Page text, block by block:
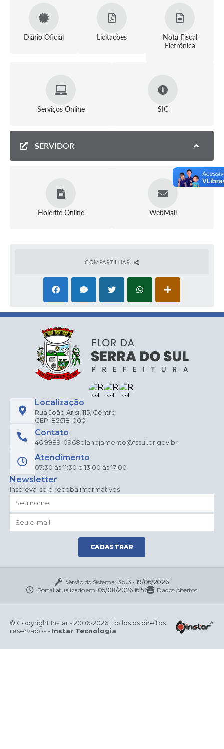
Diário Oficial Licitações
Nota Fiscal
Eletrônica
Serviços Online SIC
SERVIDOR
Holerite Online WebMail
COMPARTILHAR
Localização
Rua João Arisi, 115, Centro
CEP: 85618-000
Contato
46 9989-0968planejamento@fssul.pr.gov.br
Atendimento
07:30 às 11:30 e 13:00 às 17:00
Newsletter
Inscreva-se e receba informativos
CADASTRAR
Versão do Sistema: 3.5.3 - 19/06/2026
Portal atualizado em: 05/08/2026 16:56 Dados Abertos
© Copyright Instar - 2006-2026. Todos os direitos
reservados - Instar Tecnologia